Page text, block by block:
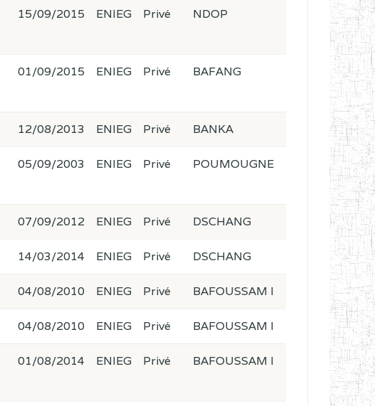
15/09/2015 ENIEG Privé NDOP
01/09/2015 ENIEG Privé BAFANG
12/08/2013 ENIEG Privé BANKA
05/09/2003 ENIEG Privé POUMOUGNE
07/09/2012 ENIEG Privé DSCHANG
14/03/2014 ENIEG Privé DSCHANG
04/08/2010 ENIEG Privé BAFOUSSAM I
04/08/2010 ENIEG Privé BAFOUSSAM I
01/08/2014 ENIEG Privé BAFOUSSAM I